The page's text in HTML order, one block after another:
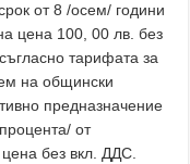
от 8 /осем/ години
цена 100, 00 лв. без
тарифата за
на общински
предназначение
от
без вкл. ДДС.